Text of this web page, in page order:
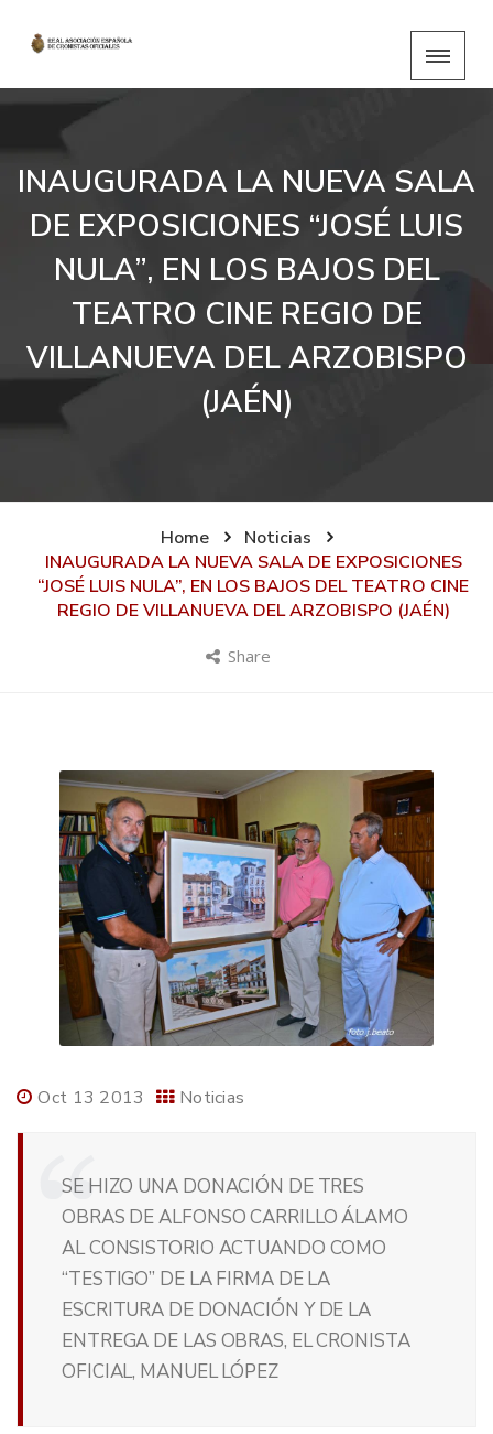
INAUGURADA LA NUEVA SALA
DE EXPOSICIONES “JOSÉ LUIS
NULA”, EN LOS BAJOS DEL
TEATRO CINE REGIO DE
VILLANUEVA DEL ARZOBISPO
(JAÉN)
Home
Noticias
INAUGURADA LA NUEVA SALA DE EXPOSICIONES
“JOSÉ LUIS NULA”, EN LOS BAJOS DEL TEATRO CINE
REGIO DE VILLANUEVA DEL ARZOBISPO (JAÉN)
Share
Oct 13 2013 Noticias
SE HIZO UNA DONACIÓN DE TRES
OBRAS DE ALFONSO CARRILLO ÁLAMO
AL CONSISTORIO ACTUANDO COMO
“TESTIGO” DE LA FIRMA DE LA
ESCRITURA DE DONACIÓN Y DE LA
ENTREGA DE LAS OBRAS, EL CRONISTA
OFICIAL, MANUEL LÓPEZ